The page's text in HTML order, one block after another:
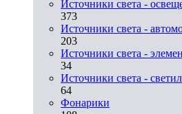
Источники света -
373
Источники света -
203
Источники света -
34
Источники света -
64
Фонарики